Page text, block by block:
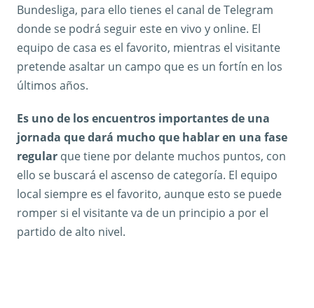
Bundesliga, para ello tienes el canal de Telegram
donde se podrá seguir este en vivo y online. El
equipo de casa es el favorito, mientras el visitante
pretende asaltar un campo que es un fortín en los
últimos años.
Es uno de los encuentros importantes de una
jornada que dará mucho que hablar en una fase
regular que tiene por delante muchos puntos, con
ello se buscará el ascenso de categoría. El equipo
local siempre es el favorito, aunque esto se puede
romper si el visitante va de un principio a por el
partido de alto nivel.